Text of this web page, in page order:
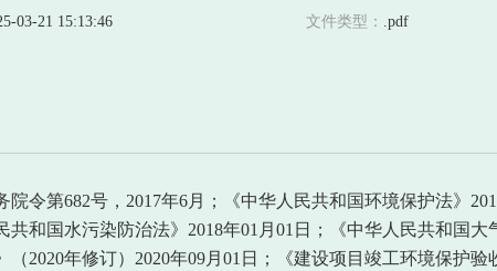
03-21 15:13:46 文件类型： .pdf
院令第682号，2017年6月；《中华人民共和国环境保护法》
和国水污染防治法》2018年01月01日；《中华人民共和国大
2020年修订）2020年09月01日；《建设项目竣工环境保护